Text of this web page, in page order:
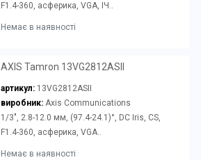
F1.4-360, асферика, VGA, ІЧ..
Немає в наявності
AXIS Tamron 13VG2812ASII
артикул: 13VG2812ASII
виробник:Axis Communications
1/3", 2.8-12.0 мм, (97.4-24.1)°, DC Iris, CS,
F1.4-360, асферика, VGA..
Немає в наявності